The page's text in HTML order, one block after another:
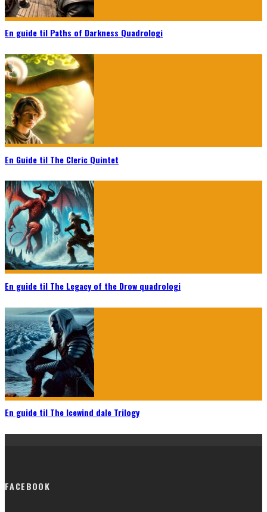
En guide til Paths of Darkness Quadrologi
En Guide til The Cleric Quintet
En guide til The Legacy of the Drow quadrologi
En guide til The Icewind dale Trilogy
FACEBOOK